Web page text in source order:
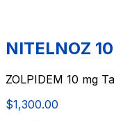
NITELNOZ
ZOLPIDEM 10 mg
$1,300.00